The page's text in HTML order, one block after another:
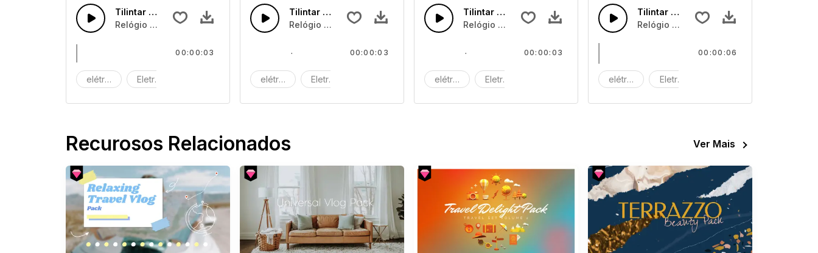
Tilintar de Relógio 02
Relógio tilintando
elétrico Eletrónico
00:00:03
Tilintar de Relógio 01
Relógio tilintando
elétrico Eletrónico
00:00:03
Tilintar de Relógio 04
Relógio tilintando
elétrico Eletrónico
00:00:03
Tilintar de Relógio 03
Relógio tilintando
elétrico Eletrónico
00:00:06
Recurosos Relacionados Ver Mais